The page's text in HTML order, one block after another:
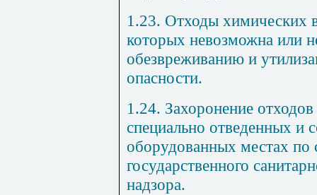
1.23. Отходы химических
которых невозможна или
обезвреживанию и
опасности.
1.24. Захоронение
специально отведенных и
оборудованных местах по
государственного
надзора.